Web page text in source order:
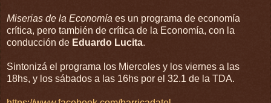
Miserias de la Economía es un programa de economía
crítica, pero también de crítica de la Economía, con la
conducción de Eduardo Lucita.
Sintonizá el programa los Miercoles y los viernes a las
18hs, y los sábados a las 16hs por el 32.1 de la TDA.